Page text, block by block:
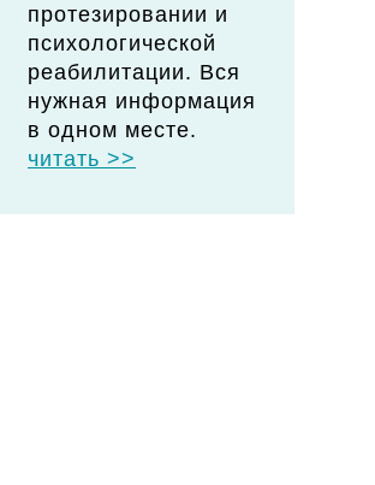
протезировании и
психологической
реабилитации. Вся
нужная информация
в одном месте.
читать >>